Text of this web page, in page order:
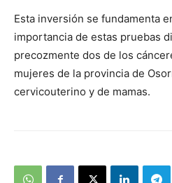
Esta inversión se fundamenta
importancia de estas pruebas
precozmente dos de los
mujeres de la provincia de
cervicouterino y de mamas.